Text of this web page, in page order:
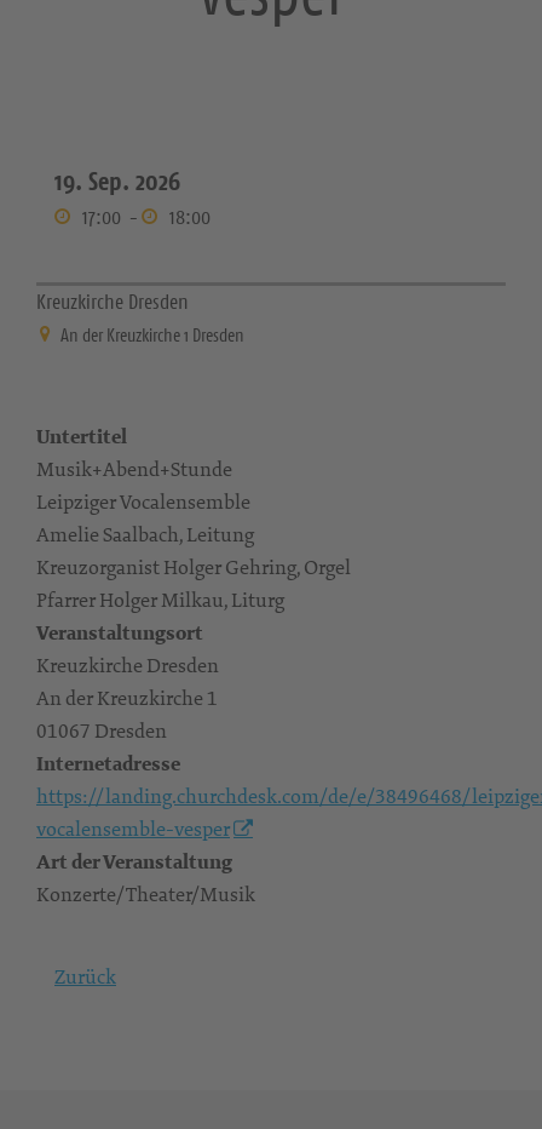
19. Sep. 2026
17:00 - 18:00
Kreuzkirche Dresden
An der Kreuzkirche 1 Dresden
Untertitel
Musik+Abend+Stunde
Leipziger Vocalensemble
Amelie Saalbach, Leitung
Kreuzorganist Holger Gehring, Orgel
Pfarrer Holger Milkau, Liturg
Veranstaltungsort
Kreuzkirche Dresden
An der Kreuzkirche 1
01067 Dresden
Internetadresse
https://landing.churchdesk.com/de/e/38496468/
vocalensemble-vesper
Art der Veranstaltung
Konzerte/Theater/Musik
Zurück